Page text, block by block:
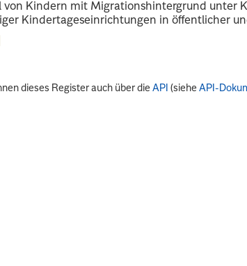
von Kindern mit Migrationshintergrund unter
Kindertageseinrichtungen in öffentlicher
dieses Register auch über dieAPI (sieheAPI-